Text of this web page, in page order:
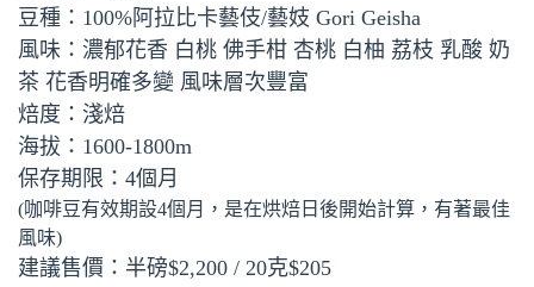
豆種：100%阿拉比卡藝伎/藝妓 Gori Geisha
風味：濃郁花香 白桃 佛手柑 杏桃 白柚 荔枝 乳酸 奶
茶 花香明確多變 風味層次豐富
焙度：淺焙
海拔：1600-1800m
保存期限：4個月
(咖啡豆有效期設4個月，是在烘焙日後開始計算，有著最佳
風味)
建議售價：半磅$2,200 / 20克$205